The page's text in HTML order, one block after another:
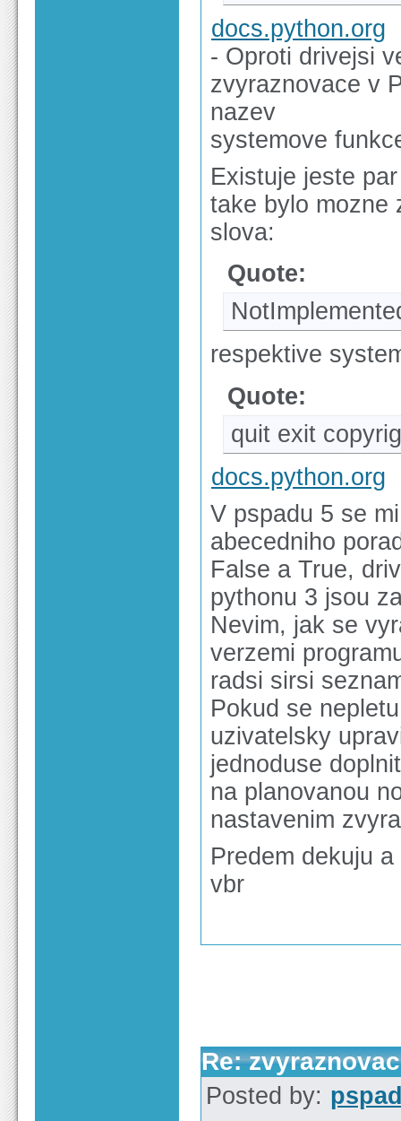
docs.python.org
- Oproti drivejsi
zvyraznovace v
nazev
systemove
Existuje jeste
take bylo mozne
slova:
Quote:
respektive
Quote:
quit exit
docs.python.org
V pspadu 5 se
abecedniho
False a True,
pythonu 3 jsou
Nevim, jak se
verzemi
radsi sirsi
Pokud se
uzivatelsky
jednoduse
na planovanou
nastavenim
Predem dekuju
vbr
Re:
Posted by: